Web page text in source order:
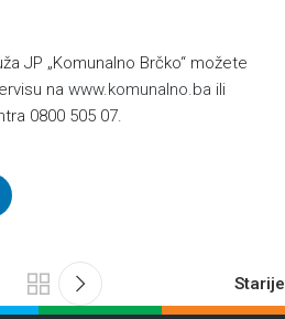
JP „Komunalno Brčko“ možete
na www.komunalno.ba ili
0800 505 07.
Starije